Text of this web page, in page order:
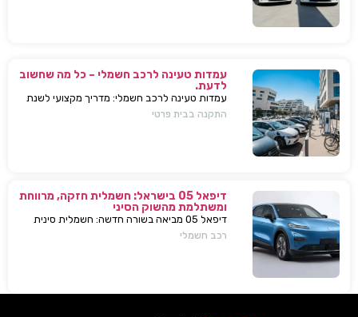
עמדות טעינה לרכב חשמלי – כל מה שחשוב
לדעת.
עמדות טעינה לרכב חשמלי: מדריך מקצועי לשנת
2025. בחירת עמדת טעינה, התקנה בבית או
התקנה בבית פרטי
דיפאל 05 בישראל: חשמלית חזקה, מרווחת
ומשתלמת מהשוק הסיני
דיפאל 05 מביאה בשורה חדשה: חשמלית סינית
חזקה, גדולה וזולה שמאיימת לערער את מתחרות
רכב חשמלי